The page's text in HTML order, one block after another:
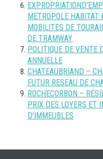
METROPOLE
MOBILITES DE
DE TRAMWAY
POLITIQUE DE VENTE
ANNUELLE
CHATEAUBRIAND –
FUTUR RESEAU DE
ROCHECORBON –
PRIX DES LOYERS ET
D’IMMEUBLES